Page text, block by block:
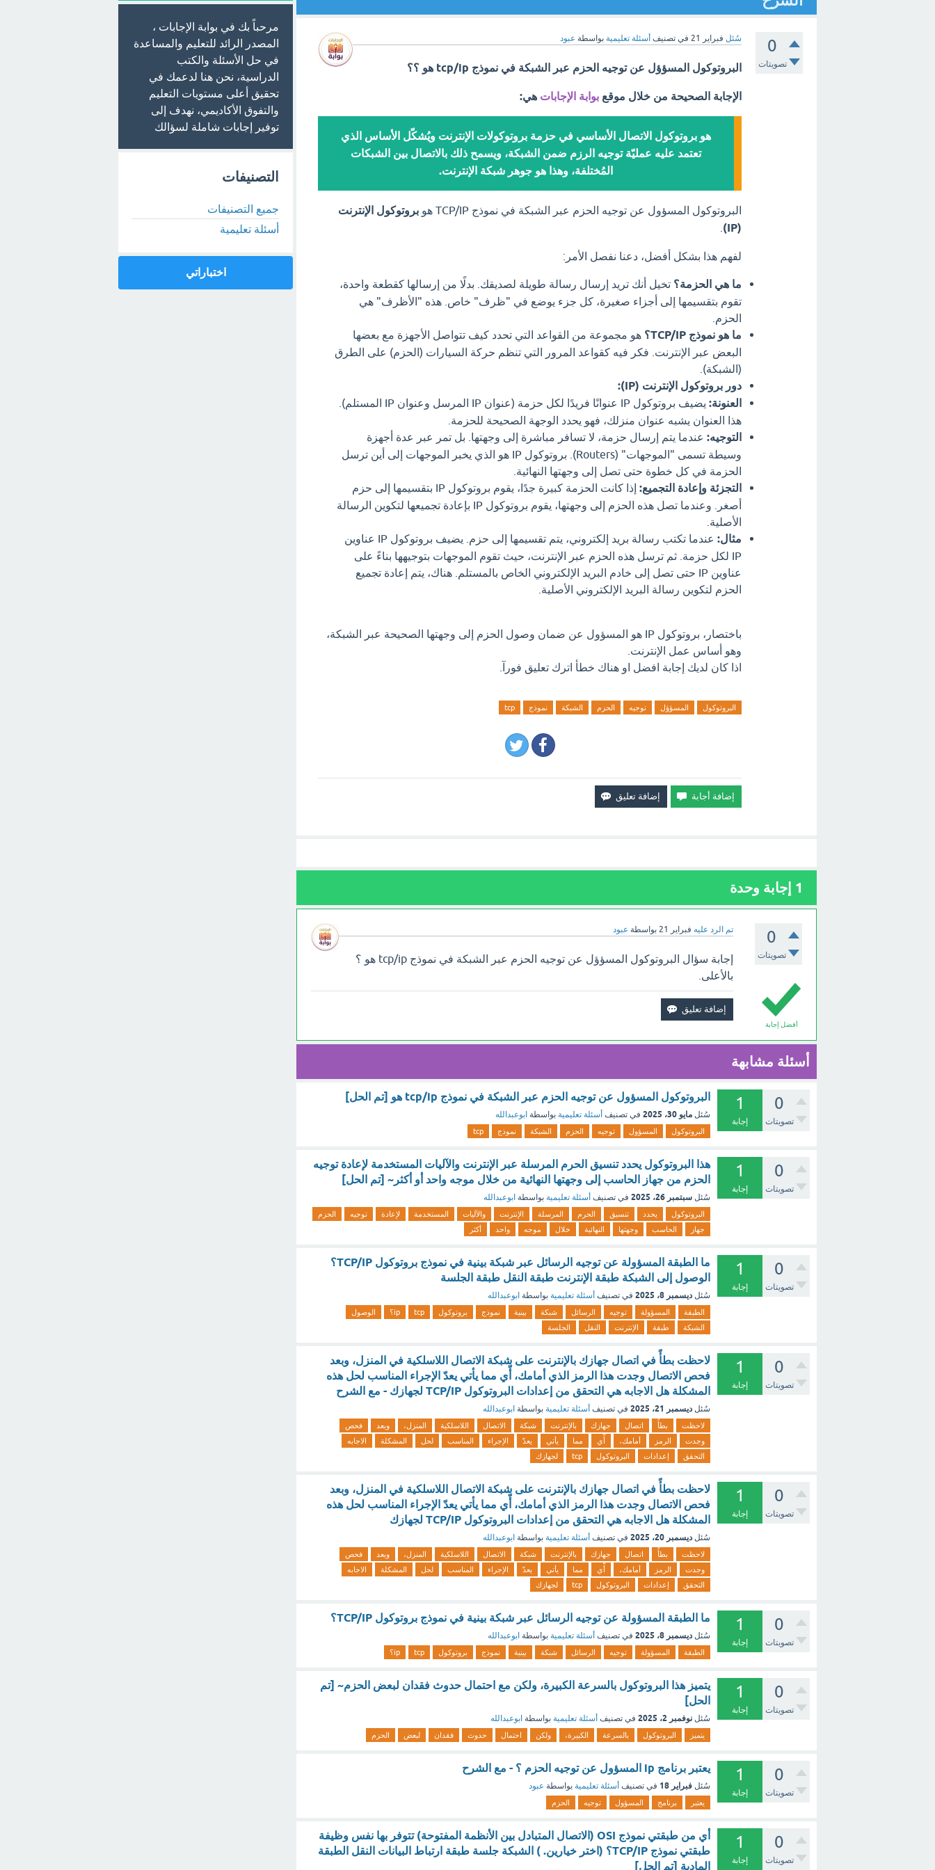
0
تصويتات
سُئل فبراير 21 في تصنيف أسئلة تعليمية بواسطة عبود
البروتوكول المسؤؤل عن توجيه الحزم عبر الشبكة في نموذج tcp/ip هو ؟؟
الإجابة الصحيحة من خلال موقع بوابة الإجابات هي:
هو بروتوكول الاتصال الأساسي في حزمة بروتوكولات الإنترنت ويُشكّل الأساس الذي
تعتمد عليه عمليّة توجيه الرزم ضمن الشبكة، ويسمح ذلك بالاتصال بين الشبكات
المُختلفة، وهذا هو جوهر شبكة الإنترنت.
البروتوكول المسؤول عن توجيه الحزم عبر الشبكة في نموذج TCP/IP هو
بروتوكول الإنترنت
(IP)
لفهم هذا بشكل أفضل، دعنا نفصل الأمر:
ما هي الحزمة؟ تخيل أنك تريد إرسال رسالة طويلة لصديقك. بدلًا من إرسالها كقطعة واحدة،
تقوم بتقسيمها إلى أجزاء صغيرة، كل جزء يوضع في "ظرف" خاص. هذه "الأظرف" هي
الحزم.
ما هو نموذج TCP/IP؟
هو مجموعة من القواعد التي تحدد كيف تتواصل الأجهزة مع بعضها
البعض عبر الإنترنت. فكر فيه كقواعد المرور التي تنظم حركة السيارات (الحزم) على الطرق
(الشبكة).
دور بروتوكول الإنترنت (IP):
العنونة:
يضيف بروتوكول IP عنوانًا فريدًا لكل حزمة (عنوان IP المرسل وعنوان IP المستلم).
هذا العنوان يشبه عنوان منزلك، فهو يحدد الوجهة الصحيحة للحزمة.
التوجيه: عندما يتم إرسال حزمة، لا تسافر مباشرة إلى وجهتها. بل تمر عبر عدة أجهزة
وسيطة تسمى "الموجهات" (Routers). بروتوكول IP هو الذي يخبر الموجهات إلى أين ترسل
الحزمة في كل خطوة حتى تصل إلى وجهتها النهائية.
التجزئة وإعادة التجميع:
إذا كانت الحزمة كبيرة جدًا، يقوم بروتوكول IP بتقسيمها إلى حزم
أصغر. وعندما تصل هذه الحزم إلى وجهتها، يقوم بروتوكول IP بإعادة تجميعها لتكوين الرسالة
الأصلية.
مثال:
عندما تكتب رسالة بريد إلكتروني، يتم تقسيمها إلى حزم. يضيف بروتوكول IP عناوين
IP لكل حزمة. ثم ترسل هذه الحزم عبر الإنترنت، حيث تقوم الموجهات بتوجيهها بناءً على
عناوين IP حتى تصل إلى خادم البريد الإلكتروني الخاص بالمستلم. هناك، يتم إعادة تجميع
الحزم لتكوين رسالة البريد الإلكتروني الأصلية.
باختصار، بروتوكول IP هو المسؤول عن ضمان وصول الحزم إلى وجهتها الصحيحة عبر الشبكة،
وهو أساس عمل الإنترنت.
اذا كان لديك إجابة افضل او هناك خطأ اترك تعليق فورآ.
البروتوكول المسؤؤل توجيه الحزم الشبكة نموذج tcp
1 إجابة وحدة
0
تصويتات
تم الرد عليه فبراير 21 بواسطة عبود
أفضل إجابة
إجابة سؤال البروتوكول المسؤؤل عن توجيه الحزم عبر الشبكة في نموذج tcp/ip هو ؟
بالأعلى.
أسئلة مشابهة
0
تصويتات
1
إجابة
البروتوكول المسؤول عن توجيه الحزم عبر الشبكة في نموذج tcp/ip هو [تم الحل]
سُئل مايو 30، 2025 في تصنيف أسئلة تعليمية بواسطة ابوعبدالله
البروتوكول المسؤول توجيه الحزم الشبكة نموذج tcp
0
تصويتات
1
إجابة
هذا البروتوكول يحدد تنسيق الحرم المرسلة عبر الإنترنت والآليات المستخدمة لإعادة توجيه
الحزم من جهاز الحاسب إلى وجهتها النهائية من خلال موجه واحد أو أكثر~ [تم الحل]
سُئل سبتمبر 26، 2025 في تصنيف أسئلة تعليمية بواسطة ابوعبدالله
البروتوكول يحدد تنسيق الحرم المرسلة الإنترنت والآليات المستخدمة لإعادة توجيه
الحزم
جهاز
الحاسب وجهتها النهائية خلال موجه واحد أكثر
0
تصويتات
1
إجابة
ما الطبقة المسؤولة عن توجيه الرسائل عبر شبكة بينية في نموذج بروتوكول TCP/IP؟
الوصول إلى الشبكة طبقة الإنترنت طبقة النقل طبقة الجلسة
سُئل ديسمبر 8، 2025 في تصنيف أسئلة تعليمية بواسطة ابوعبدالله
الطبقة المسؤولة توجيه الرسائل شبكة بينية نموذج بروتوكول tcp ip؟
الوصول
الشبكة
طبقة الإنترنت النقل الجلسة
0
تصويتات
1
إجابة
لاحظت بطأً في اتصال جهازك بالإنترنت على شبكة الاتصال اللاسلكية في المنزل، وبعد
فحص الاتصال وجدت هذا الرمز الذي أمامك، أّي مما يأتي يعدّ الإجراء المناسب لحل هذه
المشكلة هل الاجابه هي التحقق من إعدادات البروتوكول TCP/IP لجهازك - مع الشرح
سُئل ديسمبر 21، 2025 في تصنيف أسئلة تعليمية بواسطة ابوعبدالله
لاحظت بطأً اتصال جهازك بالإنترنت شبكة الاتصال اللاسلكية المنزل، وبعد
فحص
وجدت
الرمز أمامك، أّي مما يأتي يعدّ الإجراء المناسب لحل المشكلة
الاجابه
التحقق
إعدادات البروتوكول tcp لجهازك
0
تصويتات
1
إجابة
لاحظت بطأً في اتصال جهازك بالإنترنت على شبكة الاتصال اللاسلكية في المنزل، وبعد
فحص الاتصال وجدت هذا الرمز الذي أمامك، أّي مما يأتي يعدّ الإجراء المناسب لحل هذه
المشكلة هل الاجابه هي التحقق من إعدادات البروتوكول TCP/IP لجهازك
سُئل ديسمبر 20، 2025 في تصنيف أسئلة تعليمية بواسطة ابوعبدالله
لاحظت بطأً اتصال جهازك بالإنترنت شبكة الاتصال اللاسلكية المنزل، وبعد
فحص
وجدت
الرمز أمامك، أّي مما يأتي يعدّ الإجراء المناسب لحل المشكلة
الاجابه
التحقق
إعدادات البروتوكول tcp لجهازك
0
تصويتات
1
إجابة
ما الطبقة المسؤولة عن توجيه الرسائل عبر شبكة بينية في نموذج بروتوكول TCP/IP؟
سُئل ديسمبر 8، 2025 في تصنيف أسئلة تعليمية بواسطة ابوعبدالله
الطبقة المسؤولة توجيه الرسائل شبكة بينية نموذج بروتوكول tcp ip؟
0
تصويتات
1
إجابة
يتميز هذا البروتوكول بالسرعة الكبيرة، ولكن مع احتمال حدوث فقدان لبعض الحزم~ [تم
الحل]
سُئل نوفمبر 2، 2025 في تصنيف أسئلة تعليمية بواسطة ابوعبدالله
يتميز البروتوكول بالسرعة الكبيرة، ولكن احتمال حدوث فقدان لبعض الحزم
0
تصويتات
1
إجابة
يعتبر برنامج ip المسؤول عن توجيه الحزم ؟ - مع الشرح
سُئل فبراير 18 في تصنيف أسئلة تعليمية بواسطة عبود
يعتبر برنامج المسؤول توجيه الحزم
0
تصويتات
1
إجابة
أي من طبقتي نموذج OSI (الاتصال المتبادل بين الأنظمة المفتوحة) تتوفر بها نفس وظيفة
طبقتي نموذج TCP/IP؟ (اختر خيارين. ) الشبكة جلسة طبقة ارتباط البيانات النقل الطبقة
المادية [تم الحل]
مرحباً بك في بوابة الإجابات ،
المصدر الرائد للتعليم والمساعدة
في حل الأسئلة والكتب
الدراسية، نحن هنا لدعمك في
تحقيق أعلى مستويات التعليم
والتفوق الأكاديمي، نهدف إلى
توفير إجابات شاملة لسؤالك
التصنيفات
جميع التصنيفات
أسئلة تعليمية
اختباراتي